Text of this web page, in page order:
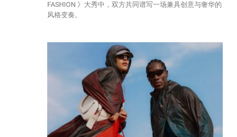
FASHION 》大秀中，双方共同谱写一场兼具创意与奢华的
风格变奏。